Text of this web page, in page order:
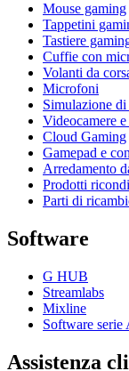
Mouse gaming
Tappetini
Tastiere
Cuffie con
Volanti da
Microfoni
Simulazione
Videocamere
Cloud Gaming
Gamepad e
Arredamento
Prodotti
Parti di
Software
G HUB
Streamlabs
Mixline
Software serie
Assistenza